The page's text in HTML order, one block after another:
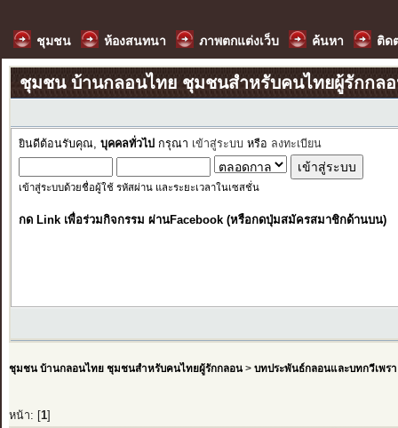
ชุมชน ห้องสนทนา ภาพตกแต่งเว็บ ค้นหา ติด
ชุมชน บ้านกลอนไทย ชุมชนสำหรับคนไทยผู้รักกล
ยินดีต้อนรับคุณ, บุคคลทั่วไป กรุณา เข้าสู่ระบบ หรือ ลงทะเบียน
เข้าสู่ระบบด้วยชื่อผู้ใช้ รหัสผ่าน และระยะเวลาในเซสชั่น
กด Link เพื่อร่วมกิจกรรม ผ่านFacebook (หรือกดปุ่มสมัครสมาชิกด้านบน)
ชุมชน บ้านกลอนไทย ชุมชนสำหรับคนไทยผู้รักกลอน> บทประพันธ์กลอนและบทกวีเพรา
หน้า: [ 1]